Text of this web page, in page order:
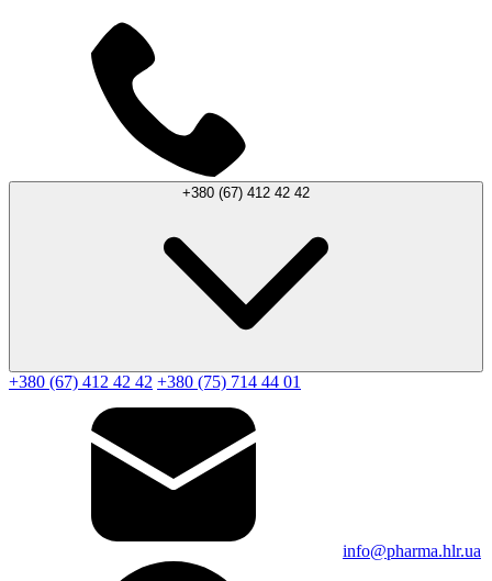
+380 (67) 412 42 42
+380 (67) 412 42 42 +380 (75) 714 44 01
info@pharma.hlr.ua